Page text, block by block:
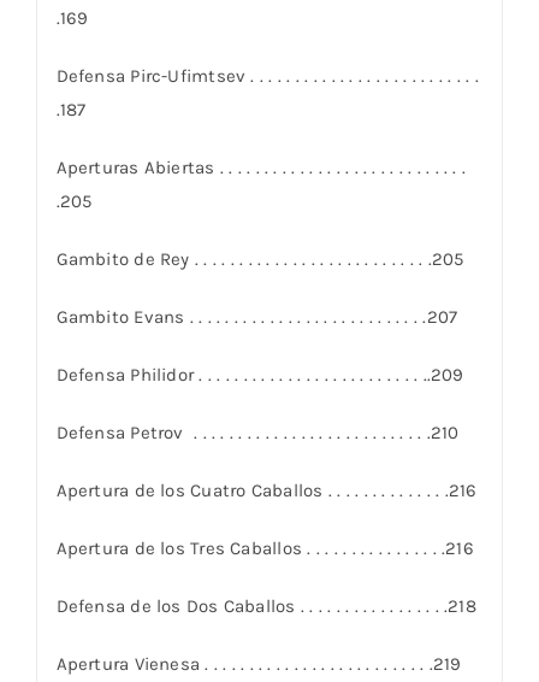
.169
Defensa Pirc-Ufimtsev . . . . . . . . . . . . . . . . . . . . . . . . . .
.187
Aperturas Abiertas . . . . . . . . . . . . . . . . . . . . . . . . . . . .
.205
Gambito de Rey . . . . . . . . . . . . . . . . . . . . . . . . . . .205
Gambito Evans . . . . . . . . . . . . . . . . . . . . . . . . . . .207
Defensa Philidor . . . . . . . . . . . . . . . . . . . . . . . . . ..209
Defensa Petrov . . . . . . . . . . . . . . . . . . . . . . . . . . .210
Apertura de los Cuatro Caballos . . . . . . . . . . . . . .216
Apertura de los Tres Caballos . . . . . . . . . . . . . . . .216
Defensa de los Dos Caballos . . . . . . . . . . . . . . . . .218
Apertura Vienesa . . . . . . . . . . . . . . . . . . . . . . . . . .219